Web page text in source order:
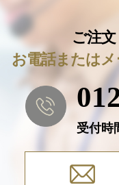
ご注
お電話または
受付時